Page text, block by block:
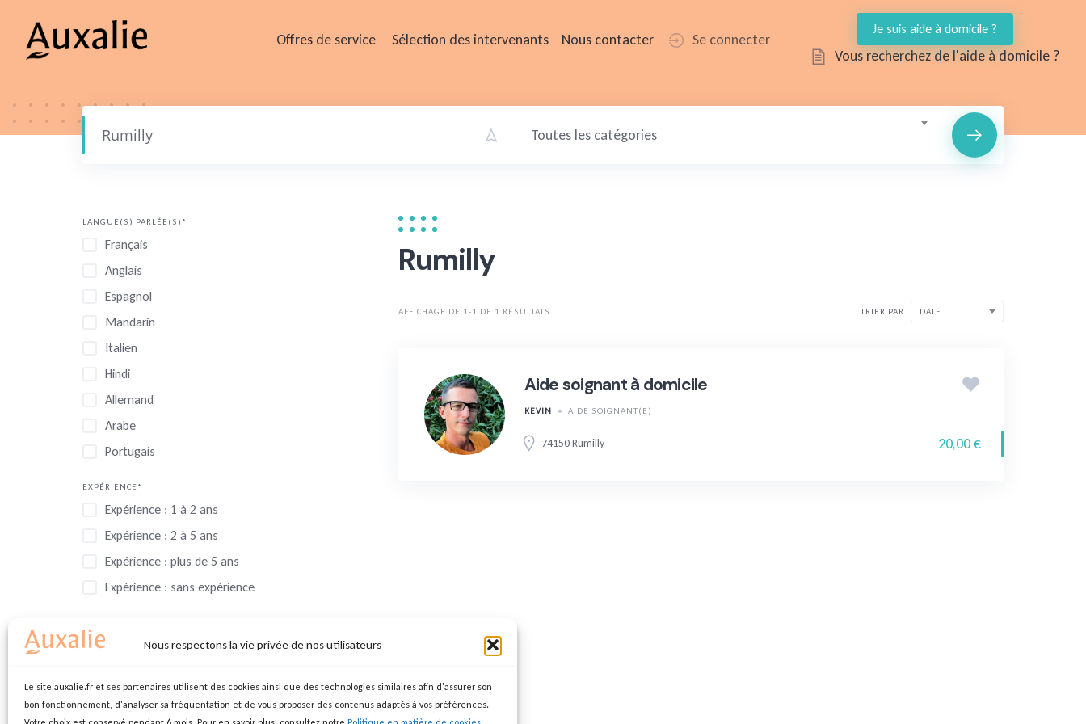
Nous respectons la vie privée de nos utilisateurs
Le site auxalie.fr et ses partenaires utilisent des cookies ainsi que des technologies similaires afin d'assurer son
bon fonctionnement, d'analyser sa fréquentation et de vous proposer des contenus adaptés à vos préférences.
content
Offres de service Sélection des intervenants Nous contacter Se connecter
Je suis aide à domicile ?
Vous recherchez de l'aide à domicile ?
Toutes les catégories
LANGUE(S) PARLÉE(S)*
Français
Anglais
Espagnol
Mandarin
Italien
Hindi
Allemand
Arabe
Portugais
EXPÉRIENCE*
Expérience : 1 à 2 ans
Expérience : 2 à 5 ans
Expérience : plus de 5 ans
Expérience : sans expérience
Rumilly
AFFICHAGE DE 1-1 DE 1 RÉSULTATS TRIER PAR DATE
Aide soignant à domicile
KEVIN AIDE SOIGNANT(E)
74150 Rumilly 20,00 €